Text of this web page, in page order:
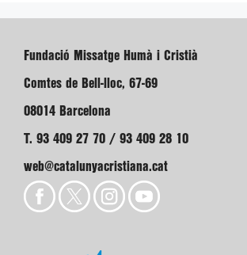
Fundació Missatge Humà i Cristià
Comtes de Bell-lloc, 67-69
08014 Barcelona
T. 93 409 27 70 / 93 409 28 10
web@catalunyacristiana.cat